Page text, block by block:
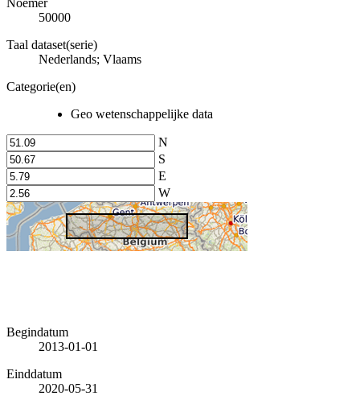
50000
Taal dataset(serie)
Nederlands; Vlaams
Categorie(en)
Geo wetenschappelijke data
N
S
E
W
Begindatum
2013-01-01
Einddatum
2020-05-31